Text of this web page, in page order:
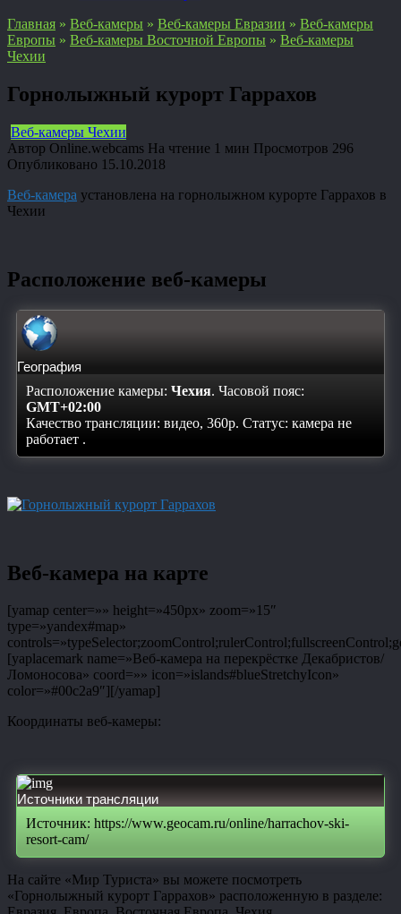
Главная » Веб-камеры » Веб-камеры Евразии » Веб-камеры
Европы » Веб-камеры Восточной Европы » Веб-камеры
Чехии
Горнолыжный курорт Гаррахов
Веб-камеры Чехии
Автор Online.webcams На чтение 1 мин Просмотров 296
Опубликовано 15.10.2018
Веб-камера установлена на горнолыжном курорте Гаррахов в
Чехии
Расположение веб-камеры
География
Расположение камеры: Чехия. Часовой пояс:
GMT+02:00
Качество трансляции: видео, 360p. Статус: камера не
работает .
Веб-камера на карте
[yamap center=»» height=»450px» zoom=»15″
type=»yandex#map»
[yaplacemark name=»Веб-камера на перекрёстке Декабристов/
Ломоносова» coord=»» icon=»islands#blueStretchyIcon»
color=»#00c2a9″][/yamap]
Координаты веб-камеры:
Источники трансляции
Источник: https://www.geocam.ru/online/harrachov-ski-
resort-cam/
На сайте «Мир Туриста» вы можете посмотреть
«Горнолыжный курорт Гаррахов» расположенную в разделе: